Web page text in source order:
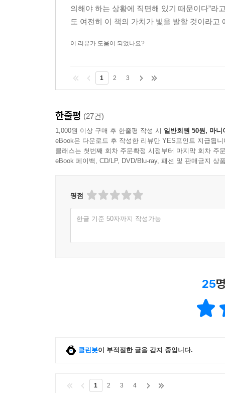
의해야 하는 상황에 직면해 있기 때문이다”라
도 여전히 이 책의 가치가 빛을 발할 것이라고
이 리뷰가 도움이 되었나요?
1 2 3
한줄평 (27건)
1,000원 이상 구매 후 한줄평 작성 시 일반회원 50원, 마니
eBook은 다운로드 후 작성한 리뷰만 YES포인트 지급됩니
클래스는 첫번째 회차 주문확정 시점부터 마지막 회차 주
eBook 페이백, CD/LP, DVD/Blu-ray, 패션 및 판매금지 상
평점
한글 기준 50자까지 작성가능
25
클린봇이 부적절한 글을 감지 중입니다.
1 2 3 4